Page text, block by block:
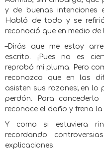
y de buenas intenciones
Habló de todo y se
reconoció que en medio
–Dirás que me estoy
escrito. ¡Pues no es
reprobó mi pluma. Pero
reconozco que en las
asisten sus razones; en lo
perdón. Para
reconoce el daño y frena
Y como si estuviera
recordando
explicaciones.